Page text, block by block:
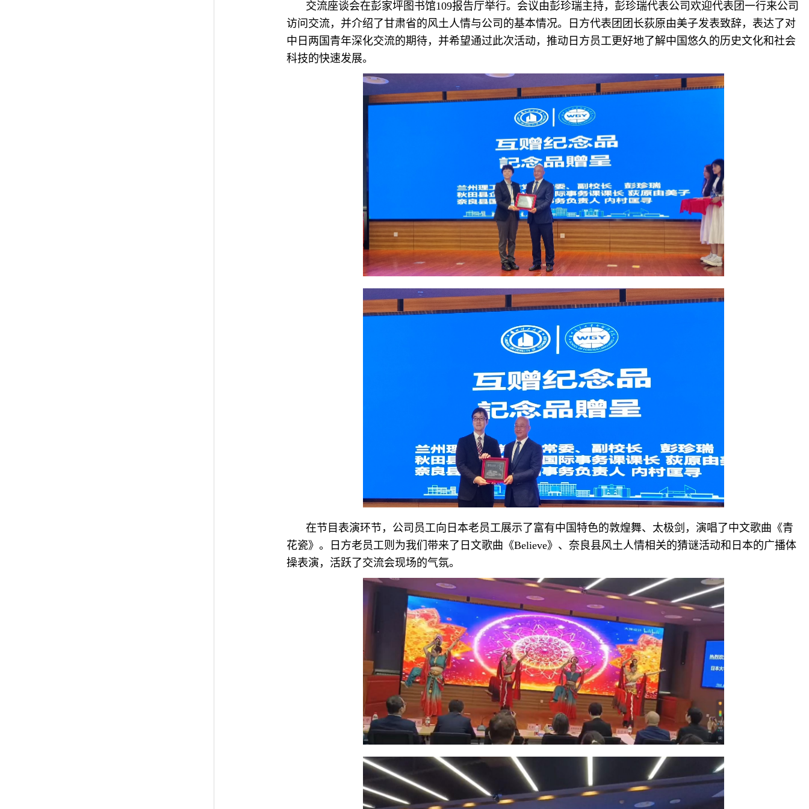
交流座谈会在彭家坪图书馆109报告厅举行。会议由彭珍瑞主持，彭珍瑞代表公司欢迎代表团一行来公司
访问交流，并介绍了甘肃省的风土人情与公司的基本情况。日方代表团团长荻原由美子发表致辞，表达了对
中日两国青年深化交流的期待，并希望通过此次活动，推动日方员工更好地了解中国悠久的历史文化和社会
科技的快速发展。
在节目表演环节，公司员工向日本老员工展示了富有中国特色的敦煌舞、太极剑，演唱了中文歌曲《青
花瓷》。日方老员工则为我们带来了日文歌曲《Believe》、奈良县风土人情相关的猜谜活动和日本的广播体
操表演，活跃了交流会现场的气氛。